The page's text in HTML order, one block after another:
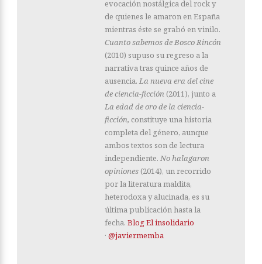
evocación nostálgica del rock y
de quienes le amaron en España
mientras éste se grabó en vinilo.
Cuanto sabemos de Bosco Rincón
(2010) supuso su regreso a la
narrativa tras quince años de
ausencia. La nueva era del cine
de ciencia-ficción (2011), junto a
La edad de oro de la ciencia-
ficción, constituye una historia
completa del género, aunque
ambos textos son de lectura
independiente. No halagaron
opiniones (2014), un recorrido
por la literatura maldita,
heterodoxa y alucinada, es su
última publicación hasta la
fecha. Blog El insolidario
· @javiermemba